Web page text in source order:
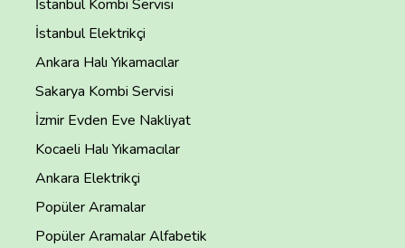
İstanbul Kombi Servisi
İstanbul Elektrikçi
Ankara Halı Yıkamacılar
Sakarya Kombi Servisi
İzmir Evden Eve Nakliyat
Kocaeli Halı Yıkamacılar
Ankara Elektrikçi
Popüler Aramalar
Popüler Aramalar Alfabetik